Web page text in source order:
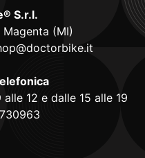
S.r.l.
(MI)
12 e dalle 15 alle 19